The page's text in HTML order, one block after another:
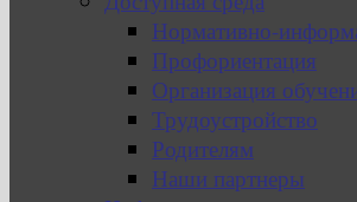
Нормативно-
Профориентация
Организация
Трудоустройство
Родителям
Наши партнеры